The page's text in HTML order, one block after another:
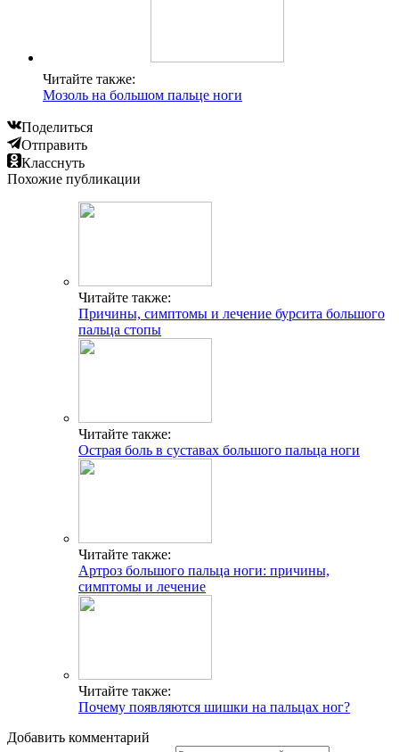
Читайте также:
Мозоль на большом пальце ноги
Поделиться
Отправить
Класснуть
Похожие публикации
Читайте также:
Причины, симптомы и лечение бурсита большого
пальца стопы
Читайте также:
Острая боль в суставах большого пальца ноги
Читайте также:
Артроз большого пальца ноги: причины,
симптомы и лечение
Читайте также:
Почему появляются шишки на пальцах ног?
Добавить комментарий